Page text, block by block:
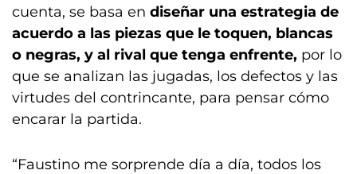
cuenta, se basa en diseñar una estrategia de
acuerdo a las piezas que le toquen, blancas
o negras, y al rival que tenga enfrente, por lo
que se analizan las jugadas, los defectos y las
virtudes del contrincante, para pensar cómo
encarar la partida.
“Faustino me sorprende día a día, todos los